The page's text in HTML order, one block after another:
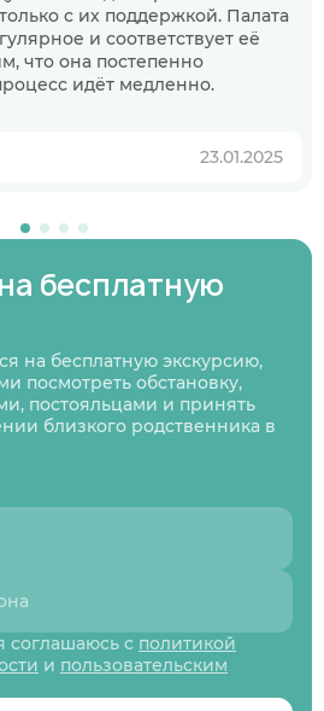
с их поддержкой. Палата
и соответствует её
что она постепенно
идёт медленно.
23.01.2025
бесплатную
на бесплатную экскурсию,
посмотреть обстановку,
постояльцами и принять
близкого родственника в
соглашаюсь с политикой
и пользовательским
размещение в
вопрос
и пользовательским
я соглашаюсь
мне
я соглашаюсьс политикой
я соглашаюсьс политикой